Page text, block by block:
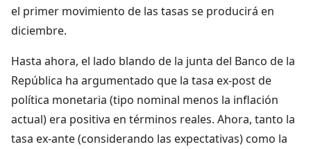
el primer movimiento de las tasas se producirá en
diciembre.
Hasta ahora, el lado blando de la junta del Banco de la
República ha argumentado que la tasa ex-post de
política monetaria (tipo nominal menos la inflación
actual) era positiva en términos reales. Ahora, tanto la
tasa ex-ante (considerando las expectativas) como la